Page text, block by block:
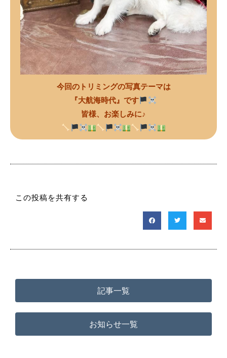
今回のトリミングの写真テーマは
『大航海時代』です
皆様、お楽しみに♪
この投稿を共有する
記事一覧
お知らせ一覧